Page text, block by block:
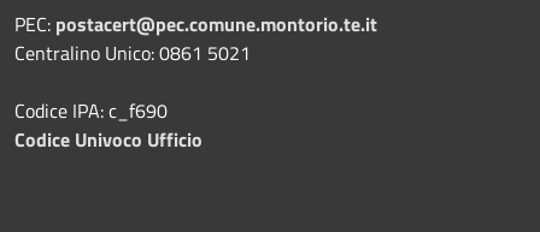
PEC: postacert@pec.comune.montorio.te.it
Centralino Unico: 0861 5021
Codice IPA: c_f690
Codice Univoco Ufficio